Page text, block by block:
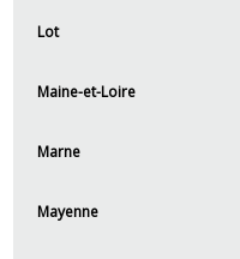
Lot
Maine-et-Loire
Marne
Mayenne